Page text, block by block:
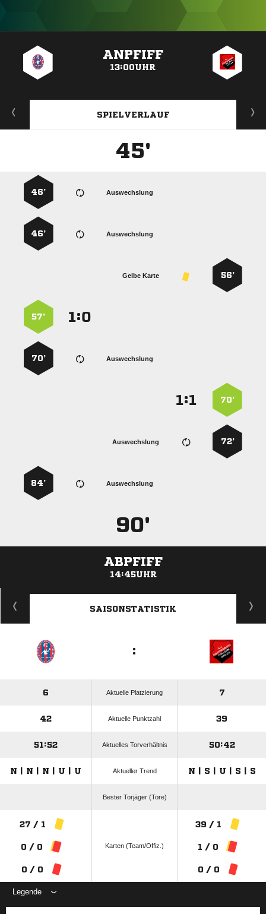
ANPFIFF
13:00UHR
SPIELVERLAUF
45'
Auswechslung
46’
Auswechslung
46’
56’
Gelbe Karte
:
57’
Auswechslung
70’
70’
:
72’
Auswechslung
Auswechslung
84’
90'
ABPFIFF
14:45UHR
ANZEIGE
SAISONSTATISTIK
:
6 Aktuelle Platzierung 7
42 Aktuelle Punktzahl 39
51:52 Aktuelles Torverhältnis 50:42
N | N | N | U | U Aktueller Trend N | S | U | S | S
Bester Torjäger (Tore)
27 / 1
0 / 0
0 / 0
Karten (Team/Offiz.)
39 / 1
1 / 0
0 / 0
Legende
ANZEIGE